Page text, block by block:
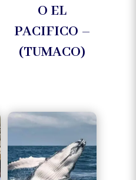
O EL
PACIFICO –
(TUMACO)